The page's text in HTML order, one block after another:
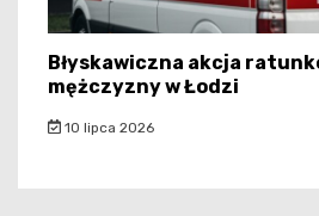
Błyskawiczna akcja
mężczyzny w Łodzi
10 lipca 2026